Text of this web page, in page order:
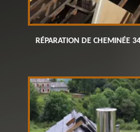
RÉPARATION DE CHEMINÉE 34